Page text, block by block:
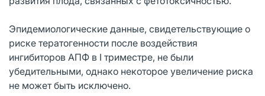
Эпидемиологические данные, свидетельствующие о
риске тератогенности после воздействия
ингибиторов АПФ в I триместре, не были
убедительными, однако некоторое увеличение риска
не может быть исключено.